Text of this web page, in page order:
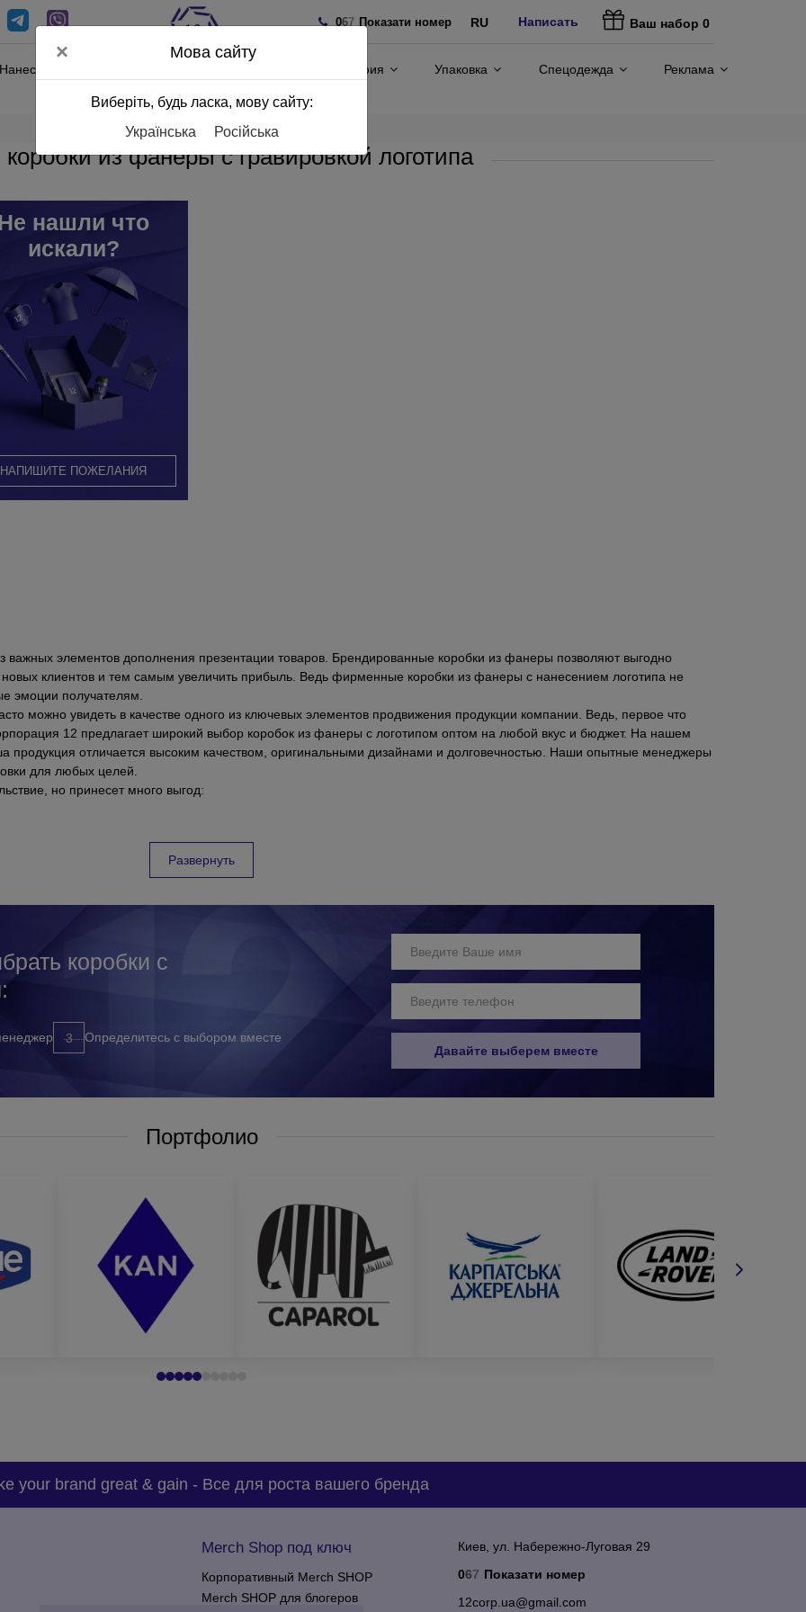
067 Показати номер RU Написать Ваш набор 0
Нанесение Полиграфия Упаковка Спецодежда Реклама
из фанеры с гравировкой логотипа
× Мова сайту
Виберіть, будь ласка, мову сайту:
Українська
Російська
нашли что
искали?
НАПИШИТЕ ПОЖЕЛАНИЯ
элементов дополнения презентации товаров. Брендированные коробки из фанеры позволяют выгодно
клиентов и тем самым увеличить прибыль. Ведь фирменные коробки из фанеры с нанесением логотипа не
эмоции получателям.
можно увидеть в качестве одного из ключевых элементов продвижения продукции компании. Ведь, первое что
12 предлагает широкий выбор коробок из фанеры с логотипом оптом на любой вкус и бюджет. На нашем
продукция отличается высоким качеством, оригинальными дизайнами и долговечностью. Наши опытные менеджеры
для любых целей.
но принесет много выгод:
объема заказа);
вам достаточно обратиться к нашим менеджерам любым удобным для вас способом:
Развернуть
коробки с
Определитесь с выбором вместе
Давайте выберем вместе
Портфолио
your brand great & gain - Все для роста вашего бренда
Merch Shop под ключ
Корпоративный Merch SHOP
Merch SHOP для блогеров
Киев, ул. Набережно-Луговая 29
067 Показати номер
12corp.ua@gmail.com